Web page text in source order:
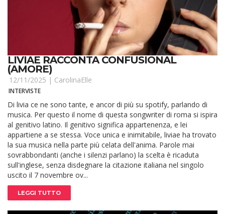
LIVIAE RACCONTA CONFUSIONAL
(AMORE)
12/11/2025 | CarolinaElle
INTERVISTE
Di livia ce ne sono tante, e ancor di più su spotify, parlando di
musica. Per questo il nome di questa songwriter di roma si ispira
al genitivo latino. Il genitivo significa appartenenza, e lei
appartiene a se stessa. Voce unica e inimitabile, liviae ha trovato
la sua musica nella parte più celata dell'anima. Parole mai
sovrabbondanti (anche i silenzi parlano) la scelta è ricaduta
sull'inglese, senza disdegnare la citazione italiana nel singolo
uscito il 7 novembre ov...
LEGGI TUTTO